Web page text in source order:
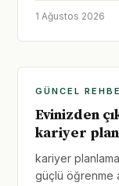
1 Ağustos 2026
GÜNCEL
Evinizden
kariyer
kariyer
güçlü öğrenme